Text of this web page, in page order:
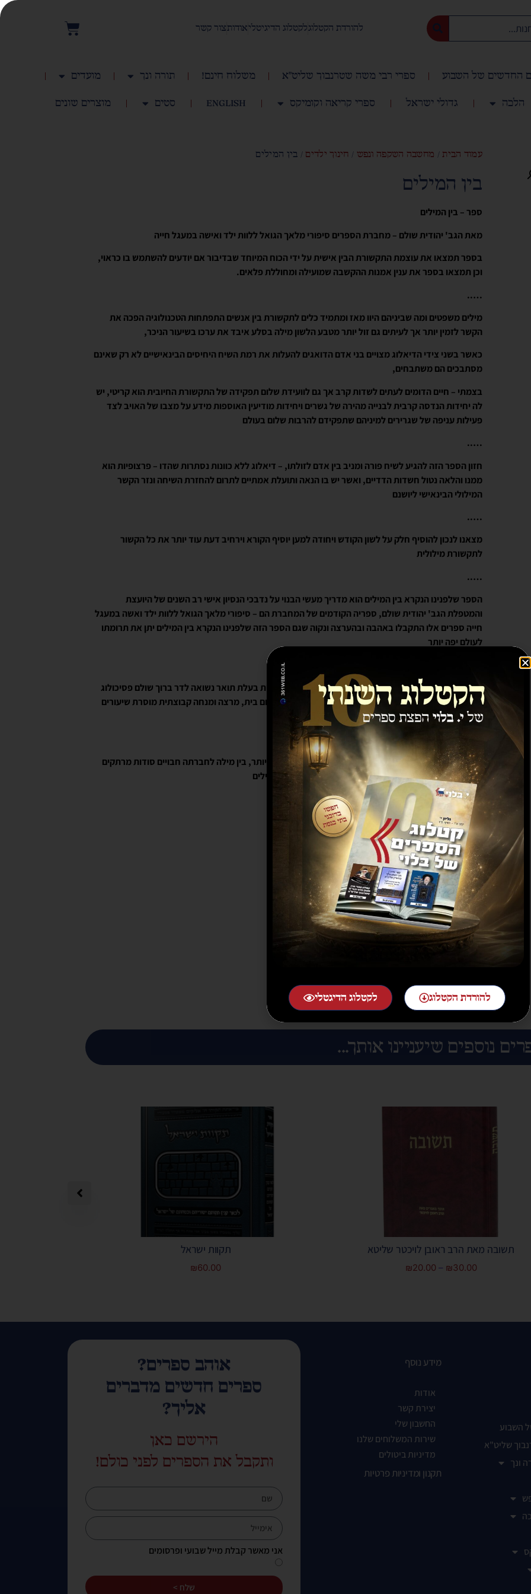
להורדת הקטלוג לקטלוג הדיגיטלי אודות צור קשר
החדשים של השבוע ספרי רבי משה שטרנבוך שליט"א משלוח חינם! תורה ונך מועדים
הלכה גדולי ישראל ספרי קריאה וקומיקס English סטים מוצרים שונים
עמוד הבית/ מחשבה השקפה ונפש / חינוך ילדים / בין המילים
בין המילים
ספר – בין המילים
מאת הגב' יהודית שולם – מחברת הספרים סיפורי מלאך הגואל ללוות ילד ואישה במעגל חייה
בספר תמצאו את עוצמת התקשורת הבין אישית על ידי הכוח המיוחד שבדיבור אם יודעים להשתמש בו כראוי,
וכן תמצאו בספר את ענין אמנות ההקשבה שמועילה ומחוללת פלאים.
…..
מילים משפטים ומה שביניהם היוו מאז ומתמיד כלים לתקשורת בין אנשים התפתחות הטכנולוגיה הפכה את
הקשר לזמין יותר אך לעיתים גם זול יותר מטבע הלשון מילה בסלע איבד את ערכו בשיעור הניכר,
כאשר בשני צידי הדיאלוג מצויים בני אדם הדואגים להעלות את רמת השיח היחיסים הבינאישיים לא רק שאינם
מסתבכים הם משתבחים,
בצמתי – חיים הדומים לעתים לשדות קרב אך גם לוועידת שלום תפקידה של התקשורת החיובית הוא קריטי, יש
לה יחידות הנדסה קרבית לבנייה מהירה של גשרים ויחידות מודיעין האוספות מידע על מצבו של האויב לצד
פעילות עניפה של שגרירים למיניהם שתפקידם להרבות שלום בעולם
…..
חזון הספר הזה להגיע לשיח פורה ומניב בין אדם לזולתו, – דיאלוג ללא כוונות נסתרות שהדו – פרצופיות הוא
ממנו והלאה נטול חשדות הדדיים, ואשר יש בו הנאה ותועלת אמתיים לתרום להחזרת השיחה ונזר הקשר
המילולי הבינאישי ליושנם
…..
מצאנו לנכון להוסיף חלק על לשון הקודש ויחודה למען יוסיף הקורא וירחיב דעת עוד יותר את כל הקשור
לתקשורת מילולית
…..
הספר שלפנינו הנקרא בין המילים הוא מדריך מעשי הבנוי על נדבכי הנסיון אישי רב השנים של היועצת
והמטפלת הגב' יהודית שולם, ספריה הקודמים של המחברת הם – סיפורי מלאך הגואל ללוות ילד ואשה במעגל
חייה ספרים אלו התקבלו באהבה ובהערצה ונקוה שגם הספר הזה שלפנינו הנקרא בין המילים יתן את תרומתו
לעולם יפה יותר
גב' יהדית שולם מחברת הספר שלננינו – היא עובדת סוציאלית בעלת תואר נשואה לדר ברוך שולם פסיכולוג
בעל שם עולמי ואם לחמישה ילדים מטפלת בבעיות חינוך ושלום בית, מרצה ומנחה קבוצתית מוסרת שיעורים
לארגונים מוסדות ופרטיי בכל רחבי הארץ.
מילים בכוחן לבנות לגדל ליצור תא משפחתי בריא וחיים יפים יותר, בין מילה לחברתה חבויים סודות מרתקים
אותם תגלו תלמדו ותפנימו בספר הזה שלפנינו הנקרא בין המילים
קריאה מהנה ובונה!
₪40.00
₪30.00
50 במלאי
הוספה לסל
נוספים שיעניינו אותך...
תשובה מאת הרב ראובן לויכטר שליטא
₪20.00 – ₪30.00
תקוות ישראל
₪60.00
השבוע
שליט"א
ונך
מידע נוסף
אודות
יצירת קשר
החשבון שלי
שירות המשלוחים שלנו
מדיניות ביטולים
תקנון ומדיניות פרטיות
אוהב ספרים?
ספרים חדשים מדברים
אליך?
הירשם כאן
ותקבל את הספרים לפני כולם!
אני מאשר קבלת מייל שבועי ופרסומים
שלח >
להורדת הקטלוג לקטלוג הדיגטלי